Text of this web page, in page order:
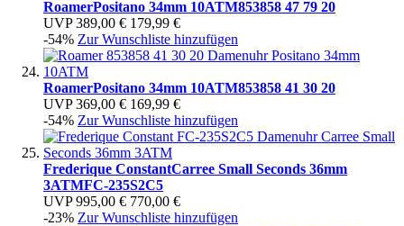
RoamerPositano 34mm 10ATM853858 47 79 20
UVP 389,00 € 179,99 €
-54% Zur Wunschliste hinzufügen
RoamerPositano 34mm 10ATM853858 41 30 20
UVP 369,00 € 169,99 €
-54% Zur Wunschliste hinzufügen
Frederique ConstantCarree Small Seconds 36mm
3ATMFC-235S2C5
UVP 995,00 € 770,00 €
-23% Zur Wunschliste hinzufügen